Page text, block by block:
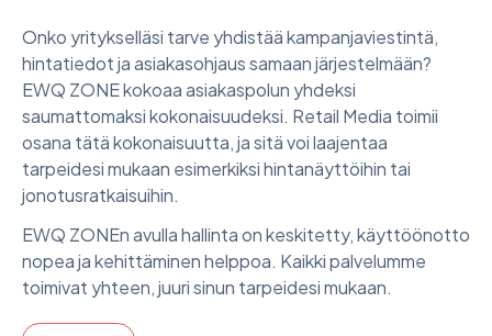
Onko yritykselläsi tarve yhdistää kampanjaviestintä,
hintatiedot ja asiakasohjaus samaan järjestelmään?
EWQ ZONE kokoaa asiakaspolun yhdeksi
saumattomaksi kokonaisuudeksi. Retail Media toimii
osana tätä kokonaisuutta, ja sitä voi laajentaa
tarpeidesi mukaan esimerkiksi hintanäyttöihin tai
jonotusratkaisuihin.
EWQ ZONEn avulla hallinta on keskitetty, käyttöönotto
nopea ja kehittäminen helppoa. Kaikki palvelumme
toimivat yhteen, juuri sinun tarpeidesi mukaan.